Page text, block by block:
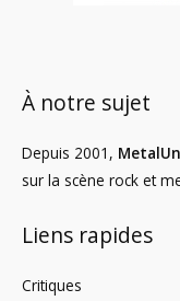
À notre sujet
Depuis 2001,
sur la scène rock et
Liens rapides
Critiques